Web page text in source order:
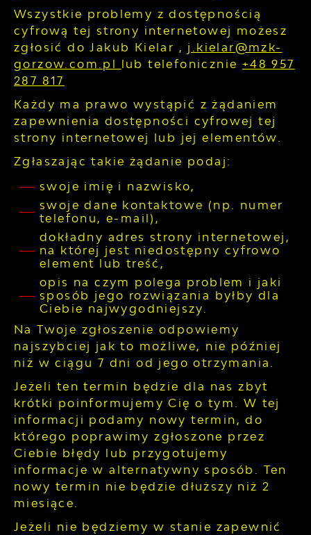
Wszystkie problemy z dostępnością
cyfrową tej strony internetowej możesz
zgłosić doJakub Kielar , j.kielar@mzk-
gorzow.com.pl lub telefonicznie +48 957
287 817
Każdy ma prawo wystąpić z żądaniem
zapewnienia dostępności cyfrowej tej
strony internetowej lub jej elementów.
Zgłaszając takie żądanie podaj:
swoje imię i nazwisko,
swoje dane kontaktowe (np. numer
telefonu, e-mail),
dokładny adres strony internetowej,
na której jest niedostępny cyfrowo
element lub treść,
opis na czym polega problem i jaki
sposób jego rozwiązania byłby dla
Ciebie najwygodniejszy.
Na Twoje zgłoszenie odpowiemy
najszybciej jak to możliwe, nie później
niż w ciągu 7 dni od jego otrzymania.
Jeżeli ten termin będzie dla nas zbyt
krótki poinformujemy Cię o tym. W tej
informacji podamy nowy termin, do
którego poprawimy zgłoszone przez
Ciebie błędy lub przygotujemy
informacje w alternatywny sposób. Ten
nowy termin nie będzie dłuższy niż 2
miesiące.
Jeżeli nie będziemy w stanie zapewnić